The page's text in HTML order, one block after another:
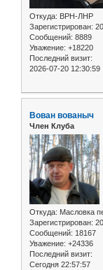
Откуда: ВРН-ЛНР
Зарегистрирован:
Сообщений: 8889
Уважение: +18220
Последний визит:
2026-07-20 12:30:59
Вован вованыч
Член Клуба
Откуда: Масловка
Зарегистрирован:
Сообщений: 18167
Уважение: +24336
Последний визит:
Сегодня 22:57:57